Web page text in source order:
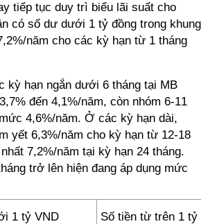
tiếp tục duy trì biểu lãi suất cho
có số dư dưới 1 tỷ đồng trong khung
năm cho các kỳ hạn từ 1 tháng
kỳ hạn ngắn dưới 6 tháng tại MB
đến 4,1%/năm, còn nhóm 6-11
4,6%/năm. Ở các kỳ hạn dài,
yết 6,3%/năm cho kỳ hạn từ 12-18
7,2%/năm tại kỳ hạn 24 tháng.
trở lên hiện đang áp dụng mức
1 tỷ VND Số tiền từ trên 1 tỷ